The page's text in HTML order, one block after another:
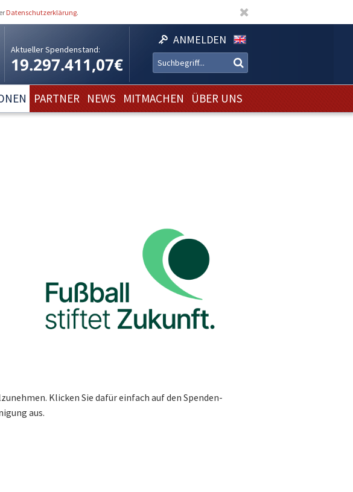
Datenschutzerklärung.
Aktueller Spendenstand:
19.297.411,07€
ANMELDEN
PARTNER NEWS MITMACHEN ÜBER UNS
Klicken Sie dafür einfach auf den Spenden-
aus.